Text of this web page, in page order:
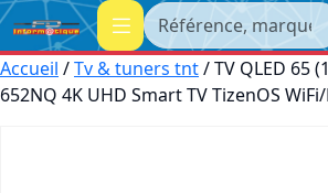
Recherche
Accueil /Tv & tuners tnt/ TV QLED 65
652NQ 4K UHD Smart TV TizenOS